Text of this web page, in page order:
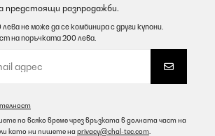
предстоящи разпродажби.
не може да се комбинира с други купони.
на поръчката 200 лева.
по всяко време чрез връзката в долната част на
като ни пишете на privacy@chal-tec.com